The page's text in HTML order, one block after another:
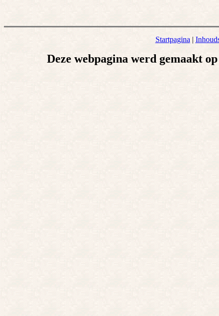
Startpagina |
Deze webpagina werd gemaakt